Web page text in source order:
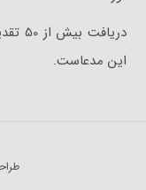
این مدعاست.